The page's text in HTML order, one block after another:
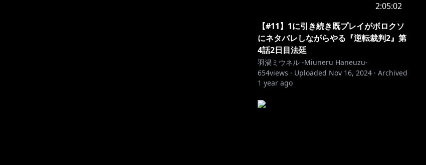
2:05:02
【#11】1に引き続き既プレイがボロクソ
にネタバレしながらやる『逆転裁判2』第
4話2日目法廷
羽渦ミウネル -Miuneru Haneuzu-
654views · Uploaded Nov 16, 2024 · Archived
1 year ago